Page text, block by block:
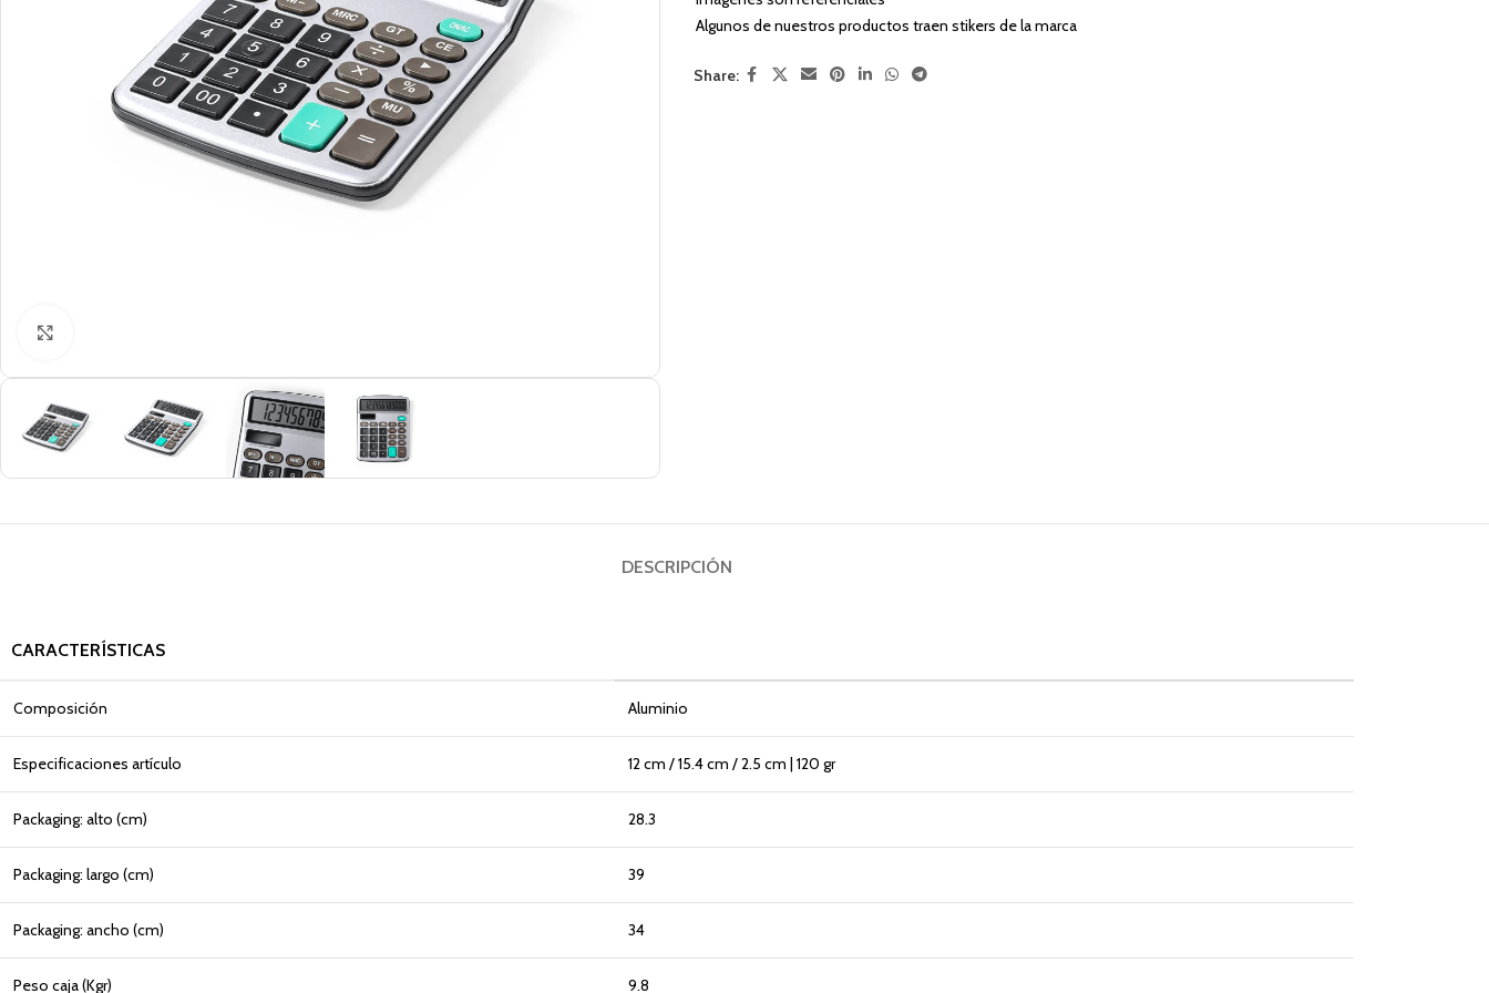
Algunos de nuestros productos traen stikers de la marca
Share:
DESCRIPCIÓN
CARACTERÍSTICAS
Composición Aluminio
Especificaciones artículo 12 cm / 15.4 cm / 2.5 cm | 120 gr
Packaging: alto (cm) 28.3
Packaging: largo (cm) 39
Packaging: ancho (cm) 34
Peso caja (Kgr) 9.8